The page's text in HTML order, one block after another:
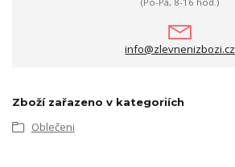
info@zlevnenizbozi.cz
Zboží zařazeno v kategoriích
Oblečeni